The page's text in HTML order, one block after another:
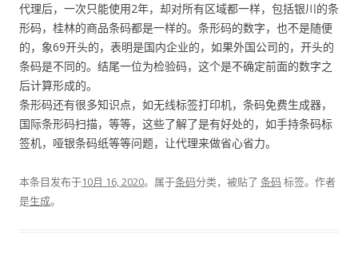
代理后，一次只能使用2年，却对所有区域都一样，包括银川的条
形码，桂林的商品条码都是一样的。条形码的数字，也不是随便
的，象69开头的，表明是国内企业的，如果外国公司的，开头的
条码是不同的。结尾一位为检验码，这个是不确定前面的数字之
后计算形成的。
条形码还有很多知识点，如无线标签打印机，条码免费生成器，
国际条形码扫描，等等，这些了解了是有好处的，如手持条码标
签机，哑银条码纸等等问题，让代理来做省心省力。
本条目发布于10月 16, 2020。属于条码分类，被贴了 条码 标签。 作者
是生成。